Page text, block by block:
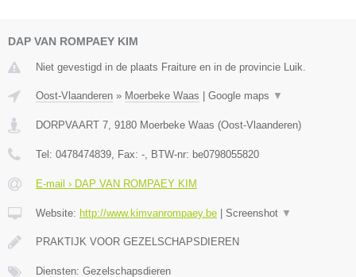
DAP VAN ROMPAEY KIM
Niet gevestigd in de plaats Fraiture en in de provincie Luik.
Oost-Vlaanderen » Moerbeke Waas Google maps ▼
DORPVAART 7, 9180 Moerbeke Waas (Oost-Vlaanderen)
Tel: 0478474839, Fax: -, BTW-nr: be0798055820
E-mail › DAP VAN ROMPAEY KIM
Website: http://www.kimvanrompaey.be Screenshot ▼
PRAKTIJK VOOR GEZELSCHAPSDIEREN
Diensten: Gezelschapsdieren